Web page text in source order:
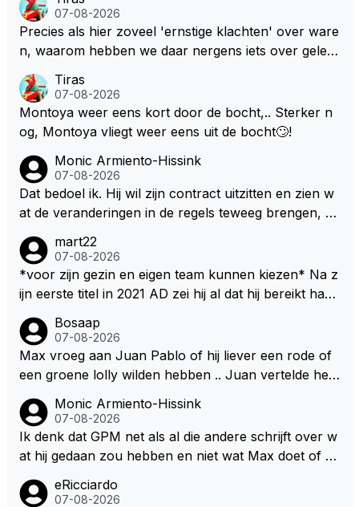
07-08-2026
Precies als hier zoveel 'ernstige klachten' over ware
n, waarom hebben we daar nergens iets over gelez
Tiras
07-08-2026
Montoya weer eens kort door de bocht,.. Sterker n
og, Montoya vliegt weer eens uit de bocht🙄!
Monic Armiento-Hissink
07-08-2026
Dat bedoel ik. Hij wil zijn contract uitzitten en zien w
at de veranderingen in de regels teweeg brengen, al
ijn eigen team te kiezen en zijn gezin. hij kan dan zelf
bepalen aan welke races hij mee wil doen en is ook
vaker thuis. Hij zit dan ook niet meer vast aan een c
ntract zou tekenen.
mart22
07-08-2026
*voor zijn gezin en eigen team kunnen kiezen* Na z
ijn eerste titel in 2021 AD zei hij al dat hij bereikt had
aarna nog komt bonus was. Ik denk dat hij dat meen
de en dat hij er nog steeds zo in staat. Nu telt voorn
amelijk het plezier hebben in wat hij doet nog als drij
Nu, met deze auto's??? Met deze regels???
Bosaap
07-08-2026
Max vroeg aan Juan Pablo of hij liever een rode of
een groene lolly wilden hebben .. Juan vertelde hem
het gretig likken aan zijn rode lolly hoorde Juan toc
h echt van Max dat RB hem een contract had aange
boden met een aanzienlijke loonsverhoging maar da
it nieuws met hem te delen omdat hij graag advies wil
Monic Armiento-Hissink
07-08-2026
Ik denk dat GPM net als al die andere schrijft over w
at hij gedaan zou hebben en niet wat Max doet of wi
n achter te laten, ook al weet hij dat dit erbij hoort, e
eRicciardo
07-08-2026